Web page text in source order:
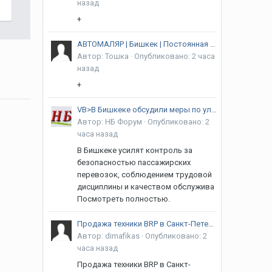
назад
+
АВТОМАЛЯР | Бишкек | Постоянная загрузка
Автор:Тошка · Опубликовано:2 часа
назад
+
VB>В Бишкеке обсудили меры по улучшению работы муниципального транспорта
Автор: НБ Форум · Опубликовано:2
часа назад
В Бишкеке усилят контроль за
безопасностью пассажирских
перевозок, соблюдением трудовой
дисциплины и качеством обслужива
Посмотреть полностью.
Продажа техники BRP в Санкт-Петербурге
Автор: dimafikas · Опубликовано:2
часа назад
Продажа техники BRP в Санкт-